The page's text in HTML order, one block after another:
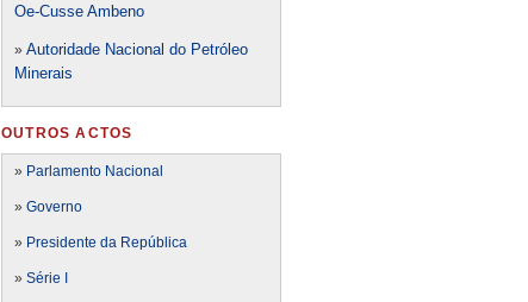
Oe-Cusse Ambeno
» Autoridade Nacional do Petróleo
Minerais
OUTROS ACTOS
» Parlamento Nacional
» Governo
» Presidente da República
» Série I